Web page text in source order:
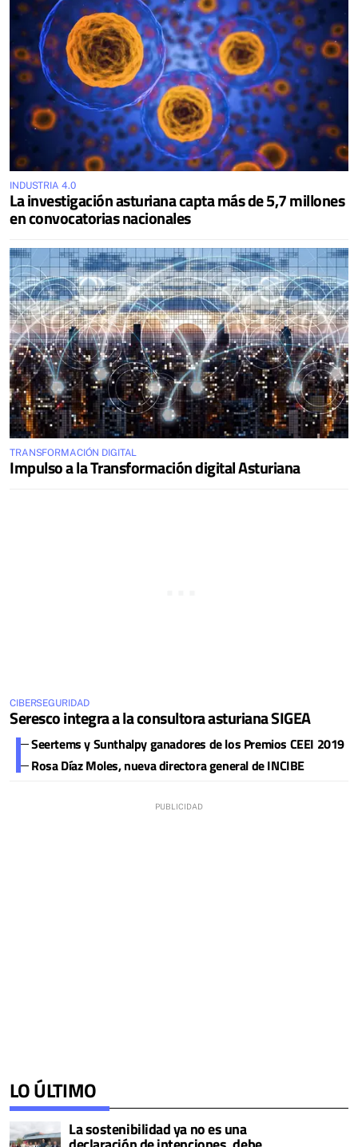
INDUSTRIA 4.0
La investigación asturiana capta más de 5,7 millones
en convocatorias nacionales
TRANSFORMACIÓN DIGITAL
Impulso a la Transformación digital Asturiana
CIBERSEGURIDAD
Seresco integra a la consultora asturiana SIGEA
Seertems y Sunthalpy ganadores de los Premios CEEI 2019
Rosa Díaz Moles, nueva directora general de INCIBE
LO ÚLTIMO
La sostenibilidad ya no es una